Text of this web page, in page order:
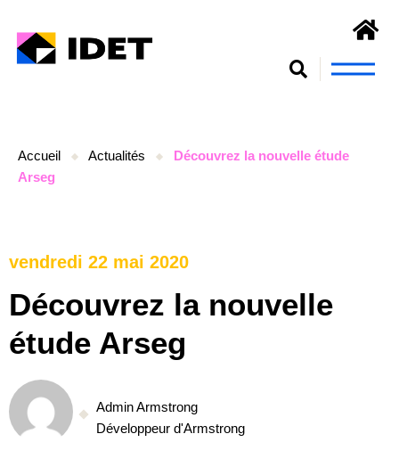
Accueil Actualités
Découvrez la nouvelle étude
Arseg
vendredi 22 mai 2020
Découvrez la nouvelle
étude Arseg
Admin Armstrong
Développeur d'Armstrong